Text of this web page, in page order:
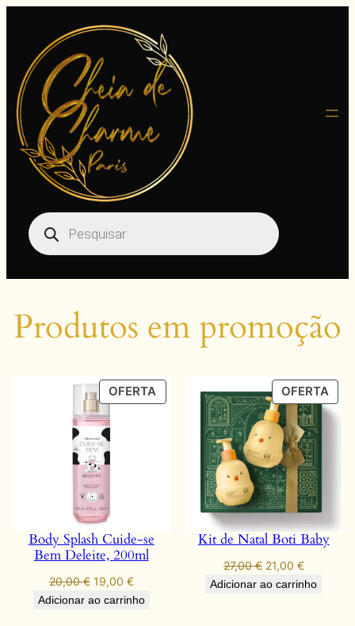
conteúdo
Pesquisar
produtos
Produtos em promoção
OFERTA PRODUTO
EM
PROMOÇÃO
Body Splash Cuide-se
Bem Deleite, 200ml
20,00€ O
preço
19,00 €O
preço
Adicionar ao carrinho
OFERTA
EM
Kit de Natal Boti Baby
27,00€ O
preço
21,00 €O
preço
Adicionar ao carrinho